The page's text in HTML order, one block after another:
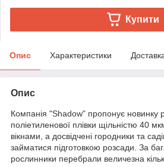
Купити
Опис Характеристики
Опис
Компанія "Shadow" пропонує новинку
поліетиленової плівки щільністю 40
вікнами, а досвідчені городники та
займатися підготовкою розсади. За
рослинники перебрали величезна